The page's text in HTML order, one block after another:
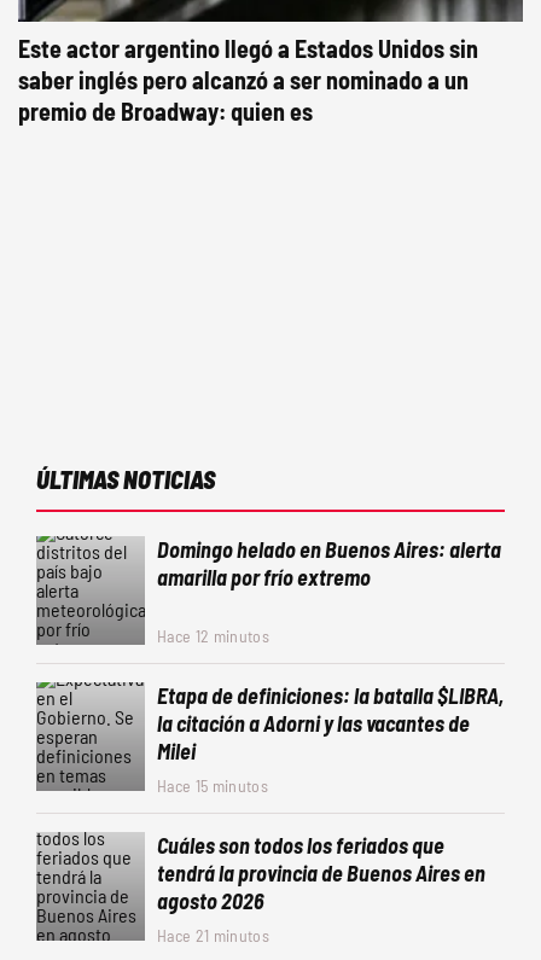
Este actor argentino llegó a Estados Unidos sin
saber inglés pero alcanzó a ser nominado a un
premio de Broadway: quien es
ÚLTIMAS NOTICIAS
Domingo helado en Buenos Aires: alerta
amarilla por frío extremo
Hace 12 minutos
Etapa de definiciones: la batalla $LIBRA,
la citación a Adorni y las vacantes de
Milei
Hace 15 minutos
Cuáles son todos los feriados que
tendrá la provincia de Buenos Aires en
agosto 2026
Hace 21 minutos